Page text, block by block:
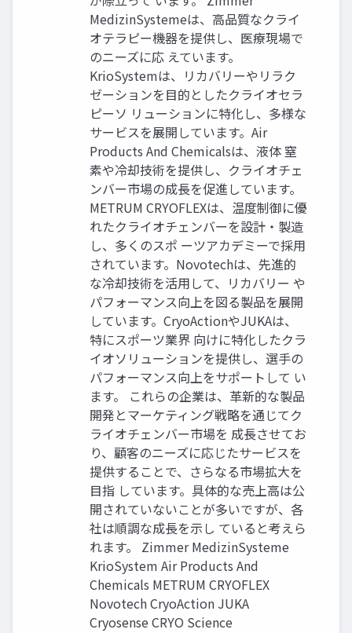
MedizinSystemeは、高品質なクライ
オテラピー機器を提供し、医療現場で
のニーズに応 えています。
KrioSystemは、リカバリーやリラク
ゼーションを目的としたクライオセラ
ピーソ リューションに特化し、多様な
サービスを展開しています。Air
Products And Chemicalsは、液体 窒
素や冷却技術を提供し、クライオチェ
ンバー市場の成長を促進しています。
METRUM CRYOFLEXは、温度制御に優
れたクライオチェンバーを設計・製造
し、多くのスポ ーツアカデミーで採用
されています。Novotechは、先進的
な冷却技術を活用して、リカバリー や
パフォーマンス向上を図る製品を展開
しています。CryoActionやJUKAは、
特にスポーツ業界 向けに特化したクラ
イオソリューションを提供し、選手の
パフォーマンス向上をサポートして い
ます。 これらの企業は、革新的な製品
開発とマーケティング戦略を通じてク
ライオチェンバー市場を 成長させてお
り、顧客のニーズに応じたサービスを
提供することで、さらなる市場拡大を
目指 しています。具体的な売上高は公
開されていないことが多いですが、各
社は順調な成長を示し ていると考えら
れます。 Zimmer MedizinSysteme
KrioSystem Air Products And
Chemicals METRUM CRYOFLEX
Novotech CryoAction JUKA
Cryosense CRYO Science